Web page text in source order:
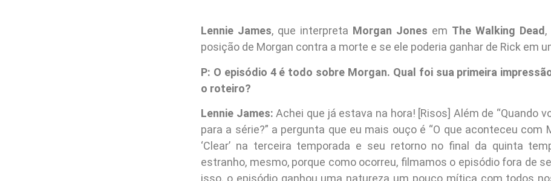
Lennie James, que interpreta Morgan Jones em The Walking Dead,
posição de Morgan contra a morte e se ele poderia ganhar de Rick em
P: O episódio 4 é todo sobre Morgan. Qual foi sua primeira
o roteiro?
Lennie James: Achei que já estava na hora! [Risos] Além de “Quando
para a série?” a pergunta que eu mais ouço é “O que aconteceu com
‘Clear’ na terceira temporada e seu retorno no final da quinta
estranho, mesmo, porque como ocorreu, filmamos o episódio fora de
isso, o episódio ganhou uma natureza um pouco mítica com todos